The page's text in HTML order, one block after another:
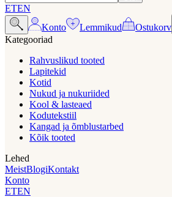
ETEN
Konto
Lemmikud
Ostukorv
Kategooriad
Rahvuslikud tooted
Lapitekid
Kotid
Nukud ja nukuriided
Kool & lasteaed
Kodutekstiil
Kangad ja õmblustarbed
Kõik tooted
Lehed
MeistBlogiKontakt
Konto
ETEN